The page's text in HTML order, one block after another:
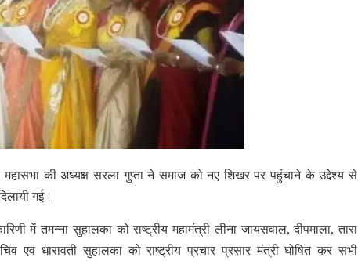
महासभा की अध्यक्ष सरला गुप्ता ने समाज को नए शिखर पर पहुंचाने के उद्देश्य से
गई।
में तमन्ना सुहालका को राष्ट्रीय महामंत्री लीना जायसवाल, दीपमाला, तारा
एवं धारावती सुहालका को राष्ट्रीय प्रचार प्रसार मंत्री घोषित कर सभी